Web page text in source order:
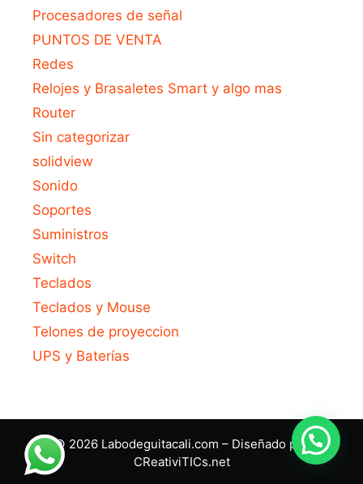
Procesadores de señal
PUNTOS DE VENTA
Redes
Relojes y Brasaletes Smart y algo mas
Router
Sin categorizar
solidview
Sonido
Soportes
Suministros
Switch
Teclados
Teclados y Mouse
Telones de proyeccion
UPS y Baterías
© 2026 Labodeguitacali.com – Diseñado por
CReativiTICs.net